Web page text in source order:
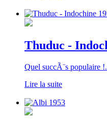
Thuduc -
Quel succÃ¨s populaire
Lire la suite